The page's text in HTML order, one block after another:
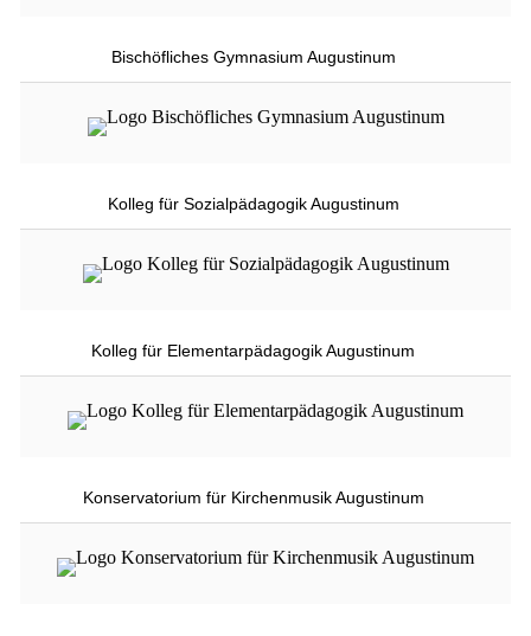
Bischöfliches Gymnasium Augustinum
Kolleg für Sozialpädagogik Augustinum
Kolleg für Elementarpädagogik Augustinum
Konservatorium für Kirchenmusik Augustinum